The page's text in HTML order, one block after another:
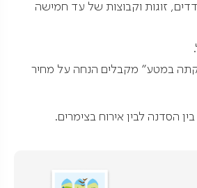
זוגות וקבוצות של עד חמישה
במטע" מקבלים הנחה על מחיר
הסדנה לבין אירוח בצימרים.